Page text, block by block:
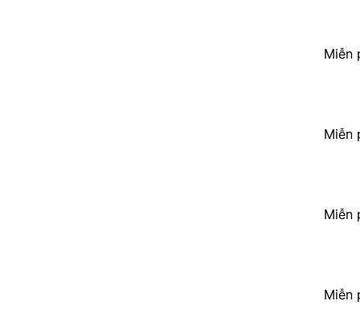
Miễn
Miễn
Miễn
Miễn